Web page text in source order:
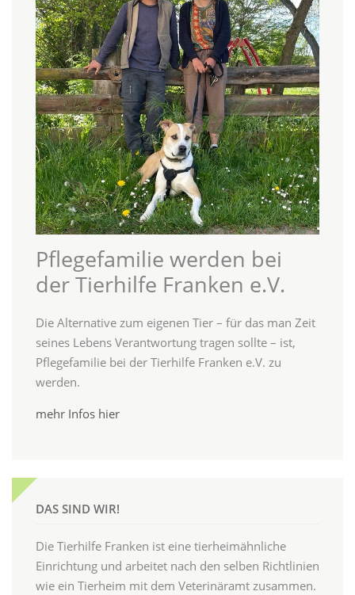
Pflegefamilie werden bei
der Tierhilfe Franken e.V.
Die Alternative zum eigenen Tier – für das man Zeit
seines Lebens Verantwortung tragen sollte – ist,
Pflegefamilie bei der Tierhilfe Franken e.V. zu
werden.
mehr Infos hier
DAS SIND WIR!
Die Tierhilfe Franken ist eine tierheimähnliche
Einrichtung und arbeitet nach den selben Richtlinien
wie ein Tierheim mit dem Veterinäramt zusammen.